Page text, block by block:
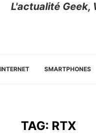
L'actualité Geek,
INTERNET SMARTPHONES
TAG: RTX